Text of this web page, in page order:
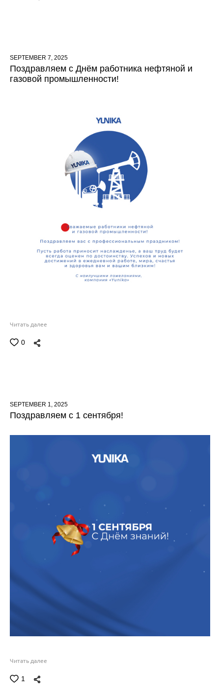
Читать далее
0
SEPTEMBER 7, 2025
Поздравляем с Днём работника нефтяной и
газовой промышленности!
Читать далее
1
SEPTEMBER 1, 2025
Поздравляем с 1 сентября!